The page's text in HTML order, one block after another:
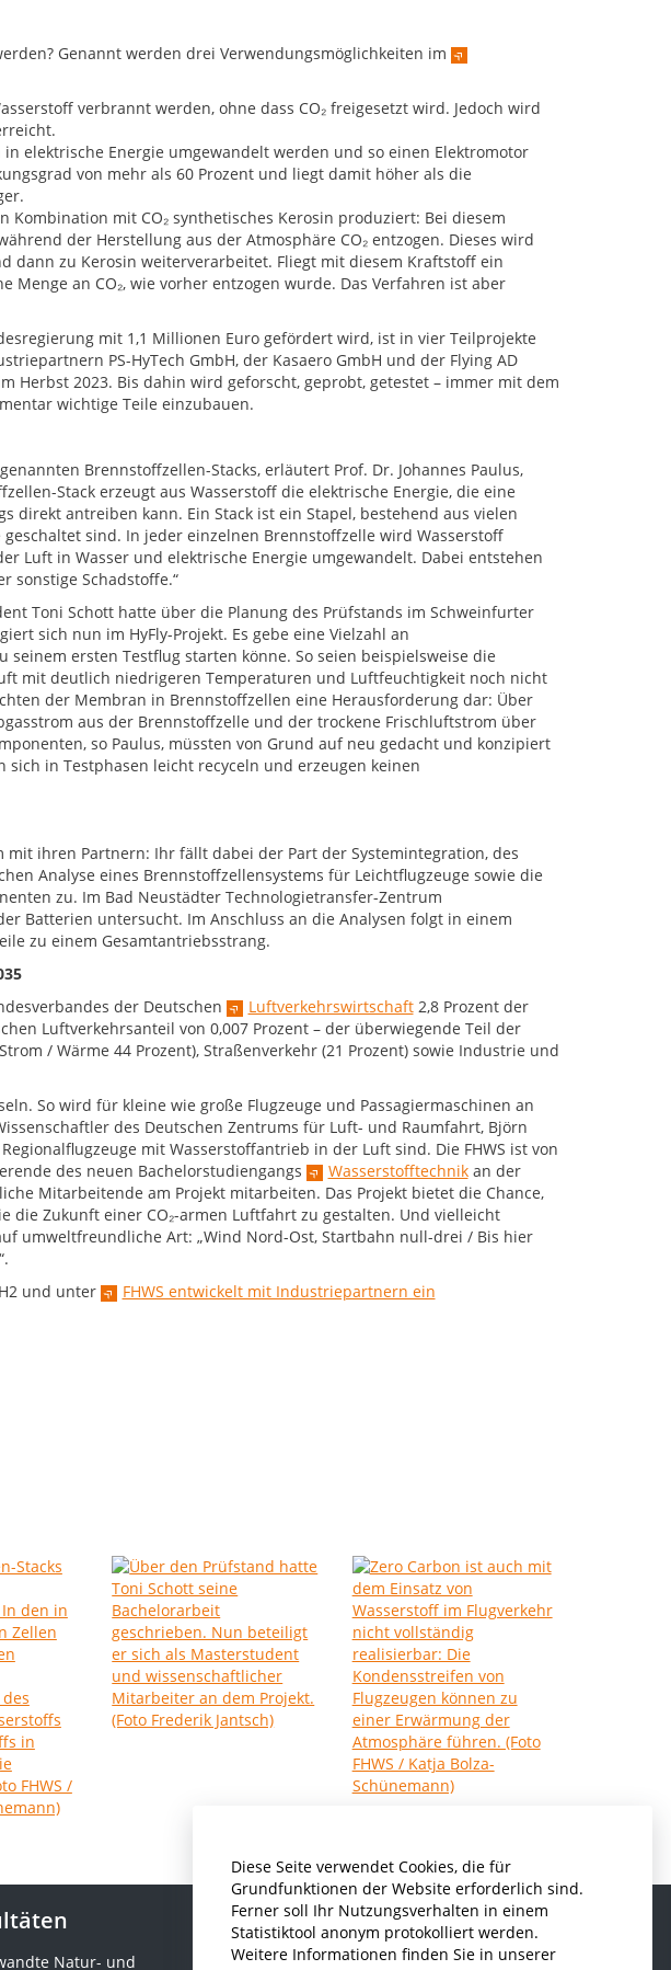
Diese Seite verwendet Cookies, die für
Grundfunktionen der Website erforderlich sind.
Ferner soll Ihr Nutzungsverhalten in einem
Statistiktool anonym protokolliert werden.
Weitere Informationen finden Sie in unserer
Genannt werden drei Verwendungsmöglichkeiten im
verbrannt werden, ohne dass CO₂ freigesetzt wird. Jedoch wird
elektrische Energie umgewandelt werden und so einen Elektromotor
von mehr als 60 Prozent und liegt damit höher als die
mit CO₂ synthetisches Kerosin produziert: Bei diesem
der Herstellung aus der Atmosphäre CO₂ entzogen. Dieses wird
dann zu Kerosin weiterverarbeitet. Fliegt mit diesem Kraftstoff ein
Menge an CO₂, wie vorher entzogen wurde. Das Verfahren ist aber
mit 1,1 Millionen Euro gefördert wird, ist in vier Teilprojekte
PS-HyTech GmbH, der Kasaero GmbH und der Flying AD
Herbst 2023. Bis dahin wird geforscht, geprobt, getestet – immer mit dem
wichtige Teile einzubauen.
Brennstoffzellen-Stacks, erläutert Prof. Dr. Johannes Paulus,
Stack erzeugt aus Wasserstoff die elektrische Energie, die eine
direkt antreiben kann. Ein Stack ist ein Stapel, bestehend aus vielen
sind. In jeder einzelnen Brennstoffzelle wird Wasserstoff
Luft in Wasser und elektrische Energie umgewandelt. Dabei entstehen
sonstige Schadstoffe.“
Toni Schott hatte über die Planung des Prüfstands im Schweinfurter
sich nun im HyFly-Projekt. Es gebe eine Vielzahl an
seinem ersten Testflug starten könne. So seien beispielsweise die
mit deutlich niedrigeren Temperaturen und Luftfeuchtigkeit noch nicht
der Membran in Brennstoffzellen eine Herausforderung dar: Über
aus der Brennstoffzelle und der trockene Frischluftstrom über
so Paulus, müssten von Grund auf neu gedacht und konzipiert
in Testphasen leicht recyceln und erzeugen keinen
ihren Partnern: Ihr fällt dabei der Part der Systemintegration, des
Analyse eines Brennstoffzellensystems für Leichtflugzeuge sowie die
zu. Im Bad Neustädter Technologietransfer-Zentrum
Batterien untersucht. Im Anschluss an die Analysen folgt in einem
zu einem Gesamtantriebsstrang.
der Deutschen
Luftverkehrswirtschaft2,8 Prozent der
Luftverkehrsanteil von 0,007 Prozent – der überwiegende Teil der
/ Wärme 44 Prozent), Straßenverkehr (21 Prozent) sowie Industrie und
So wird für kleine wie große Flugzeuge und Passagiermaschinen an
des Deutschen Zentrums für Luft- und Raumfahrt, Björn
mit Wasserstoffantrieb in der Luft sind. Die FHWS ist von
des neuen Bachelorstudiengangs
Wasserstofftechnikan der
Mitarbeitende am Projekt mitarbeiten. Das Projekt bietet die Chance,
Zukunft einer CO₂-armen Luftfahrt zu gestalten. Und vielleicht
umweltfreundliche Art: „Wind Nord-Ost, Startbahn null-drei / Bis hier
und unter
FHWS entwickelt mit Industriepartnern ein
Natur- und Informatik und Wirtschaftsinformatik